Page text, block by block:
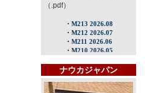
（.pdf）
ナウカジャパン